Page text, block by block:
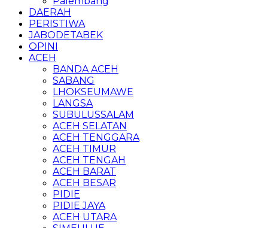
DAERAH
PERISTIWA
JABODETABEK
OPINI
ACEH
BANDA ACEH
SABANG
LHOKSEUMAWE
LANGSA
SUBULUSSALAM
ACEH SELATAN
ACEH TENGGARA
ACEH TIMUR
ACEH TENGAH
ACEH BARAT
ACEH BESAR
PIDIE
PIDIE JAYA
ACEH UTARA